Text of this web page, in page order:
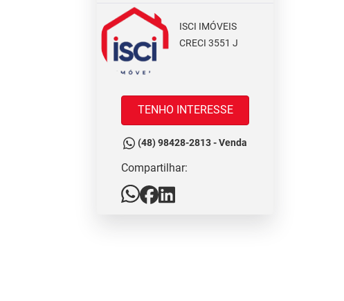
ISCI IMÓVEIS
CRECI 3551 J
TENHO INTERESSE
(48) 98428-2813 - Venda
Compartilhar: